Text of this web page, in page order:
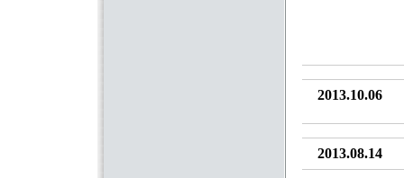
2013.10.06
2013.08.14